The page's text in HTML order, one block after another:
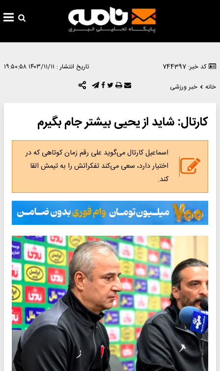
کد خبر: 744397 تاریخ انتشار : ۱۴۰۳/۱۱/۱۱ ۱۹:۵۰:۵۸
خانه
خبر ورزشی
کارتال: شاید از یحیی بیشتر جام بگیرم
اسماعیل کارتال می‌گوید علی رقم زمان کوتاهی که در
اختیار دارد، سعی می‌کند تفکراتش را به تیمش القا
کند.